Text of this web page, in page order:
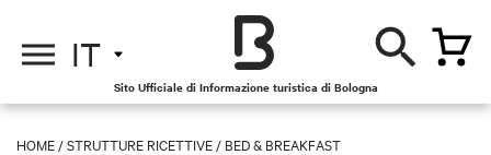
IT
Sito Ufficiale di Informazione turistica di Bologna
HOME /STRUTTURE RICETTIVE / BED & BREAKFAST